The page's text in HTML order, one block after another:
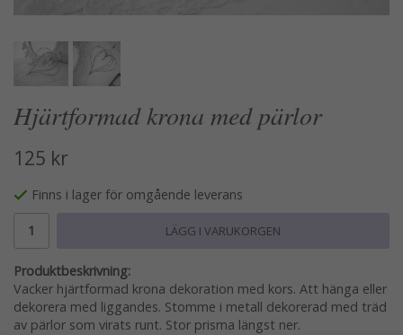
Hjärtformad krona med pärlor
125 kr
Finns i lager för omgående leverans
LÄGG I VARUKORGEN
Produktbeskrivning:
Vacker hjärtformad krona dekoration med kors. Att hänga eller
dekorera med liggandes. Stomme i metall dekorerad med träd
av pärlor som virats runt. Stor prisma längst ner.